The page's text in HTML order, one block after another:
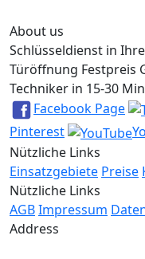
About us
Schlüsseldienst in
Türöffnung Festpreis
Techniker in 15-30
Facebook Page
Pinterest
Nützliche Links
Einsatzgebiete Preise
Nützliche Links
AGBImpressum
Address